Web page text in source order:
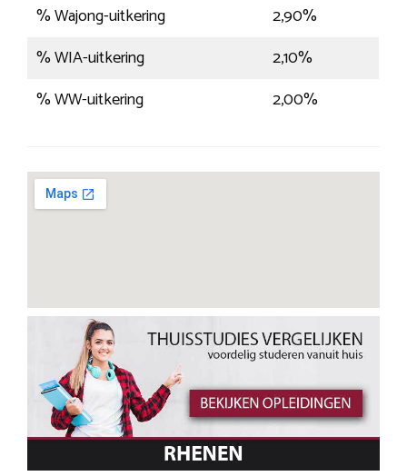
% Wajong-uitkering
2,90%
% WIA-uitkering
2,10%
% WW-uitkering
2,00%